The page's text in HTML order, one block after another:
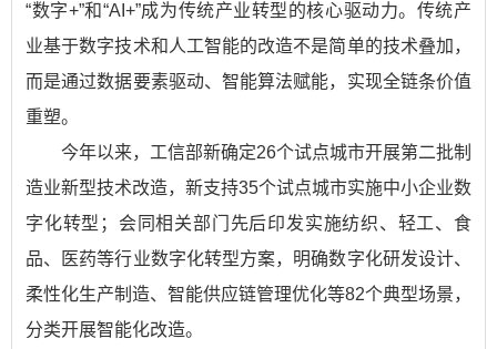
“数字+”和“AI+”成为传统产业转型的核心驱动力。传统产
业基于数字技术和人工智能的改造不是简单的技术叠加，
而是通过数据要素驱动、智能算法赋能，实现全链条价值
重塑。
今年以来，工信部新确定26个试点城市开展第二批制
造业新型技术改造，新支持35个试点城市实施中小企业数
字化转型；会同相关部门先后印发实施纺织、轻工、食
品、医药等行业数字化转型方案，明确数字化研发设计、
柔性化生产制造、智能供应链管理优化等82个典型场景，
分类开展智能化改造。